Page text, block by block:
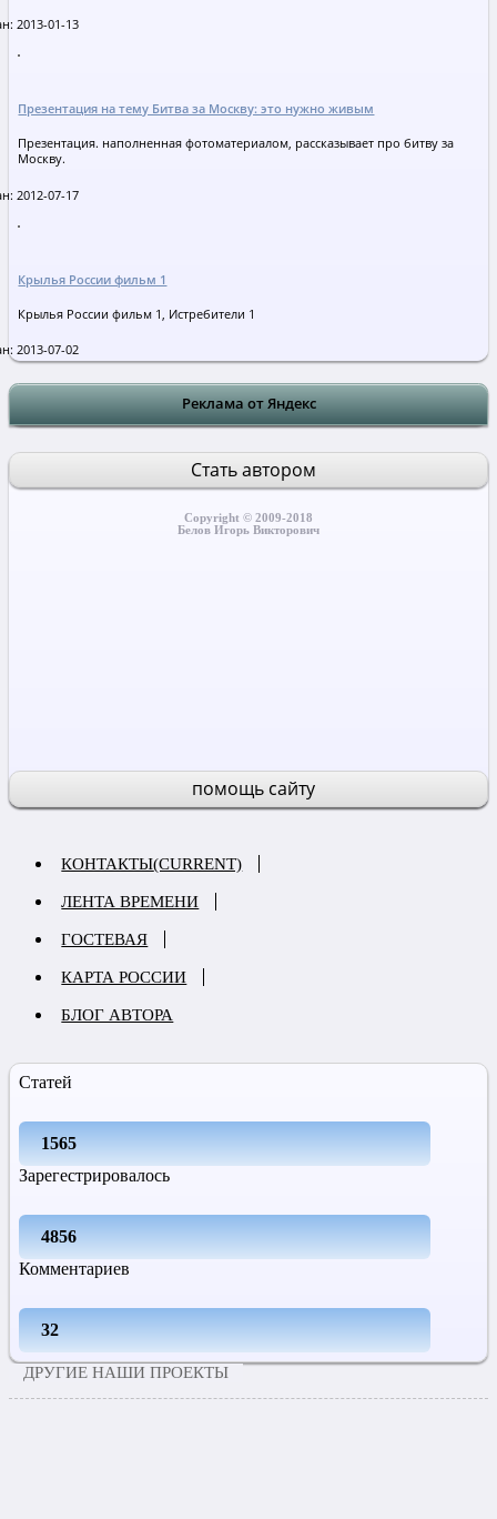
2013-01-13
Презентация на тему Битва за Москву: это нужно живым
Презентация. наполненная фотоматериалом, рассказывает про битву за
Москву.
2012-07-17
Крылья России фильм 1
Крылья России фильм 1, Истребители 1
2013-07-02
Реклама от Яндекс
Стать автором
Copyright © 2009-2018
Белов Игорь Викторович
помощь сайту
КОНТАКТЫ(CURRENT)
ЛЕНТА ВРЕМЕНИ
ГОСТЕВАЯ
КАРТА РОССИИ
БЛОГ АВТОРА
Статей
1565
Зарегестрировалось
4856
Комментариев
32
ДРУГИЕ НАШИ ПРОЕКТЫ